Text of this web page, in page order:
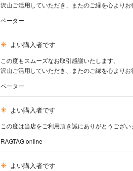
沢山ご活用していただき、またのご縁を心よりお
ペーター
よい購入者です
この度もスムーズなお取引感謝いたします。
沢山ご活用していただき、またのご縁を心よりお
ペーター
よい購入者です
この度は当店をご利用頂き誠にありがとうござ
RAGTAG online
よい購入者です